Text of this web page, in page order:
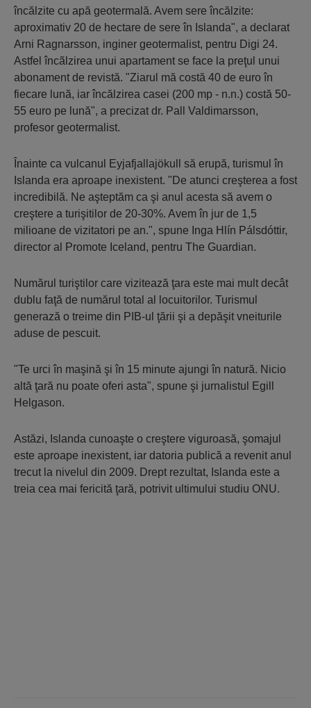
încălzite cu apă geotermală. Avem sere încălzite:
aproximativ 20 de hectare de sere în Islanda", a declarat
Arni Ragnarsson, inginer geotermalist, pentru Digi 24.
Astfel încãlzirea unui apartament se face la preţul unui
abonament de revistă. "Ziarul mă costă 40 de euro în
fiecare lună, iar încălzirea casei (200 mp - n.n.) costă 50-
55 euro pe lună", a precizat dr. Pall Valdimarsson,
profesor geotermalist.
Înainte ca vulcanul Eyjafjallajökull să erupă, turismul în
Islanda era aproape inexistent. "De atunci creşterea a fost
incredibilă. Ne aşteptăm ca şi anul acesta să avem o
creştere a turişitilor de 20-30%. Avem în jur de 1,5
milioane de vizitatori pe an.", spune Inga Hlín Pálsdóttir,
director al Promote Iceland, pentru The Guardian.
Numărul turiştilor care vizitează ţara este mai mult decât
dublu faţă de numărul total al locuitorilor. Turismul
generază o treime din PIB-ul ţării şi a depăşit vneiturile
aduse de pescuit.
"Te urci în maşină şi în 15 minute ajungi în natură. Nicio
altă ţară nu poate oferi asta", spune şi jurnalistul Egill
Helgason.
Astăzi, Islanda cunoaşte o creştere viguroasă, şomajul
este aproape inexistent, iar datoria publică a revenit anul
trecut la nivelul din 2009. Drept rezultat, Islanda este a
treia cea mai fericită ţară, potrivit ultimului studiu ONU.